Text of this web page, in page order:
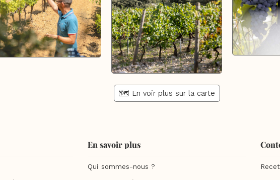
🗺️ En voir plus sur la carte
En savoir plus
Qui sommes-nous ?